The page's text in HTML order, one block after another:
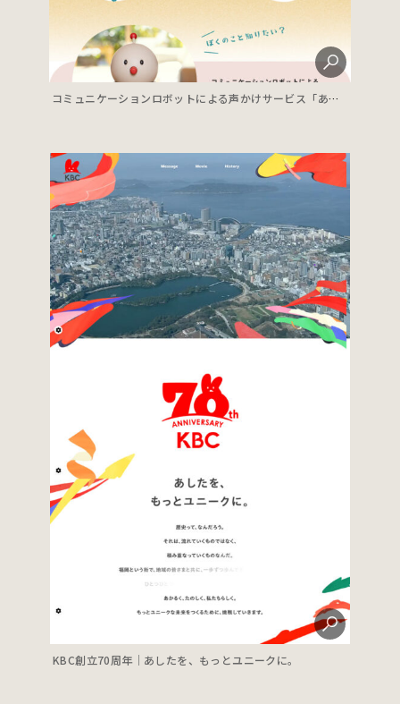
コミュニケーションロボットによる声かけサービス「あのね」
KBC創立70周年｜あしたを、もっとユニークに。